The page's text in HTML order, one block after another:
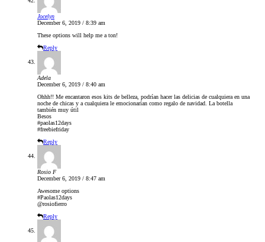
Jocelyn
December 6, 2019 / 8:39 am
These options will help me a ton!
Reply
Adela
December 6, 2019 / 8:40 am
Ohhh!! Me encantaron esos kits de belleza, podrían hacer las delicias de cualquiera en una
noche de chicas y a cualquiera le emocionarían como regalo de navidad. La botella
también muy útil
Besos
#paolas12days
#freebiefriday
Reply
Rosio F
December 6, 2019 / 8:47 am
Awesome options
#Paolas12days
@rosiofierro
Reply